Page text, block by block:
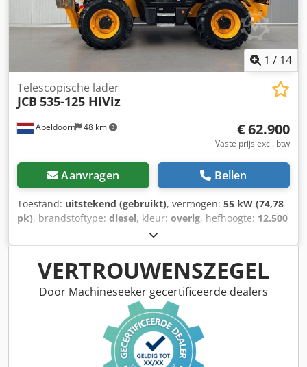
Dortmund - Wambel / Duitsland
1 / 14
Apeldoorn 48 km
Telescopische lader
JCB 535-125 HiViz
€ 62.900
Vaste prijs excl. btw
Aanvragen Bellen
Toestand: uitstekend (gebruikt), vermogen: 55 kW (74,78
pk), brandstoftype: diesel, kleur: overig, hefhoogte: 12.500
, Bouwjaar:
bedrijfsturen:270 h, Bouwjaar: 2023 Motorinhoud: 3.000
cc Leeggewicht: 10.020 kg Dcedoyzigpjpfx Ac Esk
Afmetingen (L x B x H): 580 x 235 x 259 cm Motortype: JCB
430 TA5-55 Laadcapaciteit: 3.500 kg CE-markering: ja
Technische staat: zeer goed Optische staat: zeer goed =
Verdere opties en accessoires = Overige - 3e hydraulische
circuit - Palletvorken Overige - Steunpoten = Opmerkingen
= Aandrijflijn Emissieklasse: Stage V / Tier IV final Staat CE-
VERTROUWENSZEGEL
Door Machineseeker gecertificeerde dealers